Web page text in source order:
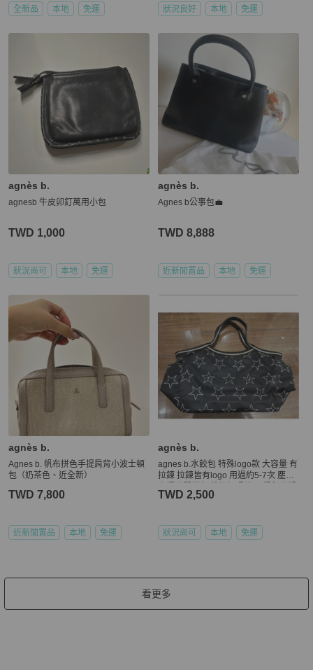
全新品 本地 免運 狀況良好 本地 免運
agnès b.
agnesb 牛皮卯釘萬用小包
TWD 1,000
狀況尚可 本地 免運
agnès b.
Agnes b公事包💼
TWD 8,888
近新閒置品 本地 免運
agnès b.
Agnes b. 帆布拼色手提肩背小波士頓
包（奶茶色、近全新）
TWD 7,800
近新閒置品 本地 免運
agnès b.
agnes b.水餃包 特殊logo款 大容量 有
拉鍊 拉鍊皆有logo 用過約5-7次 塵封
基本沒有破損與髒污 底部四個角也無
任何問題可詢問 幾年前購於日本百貨
專櫃
TWD 2,500
狀況尚可 本地 免運
看更多